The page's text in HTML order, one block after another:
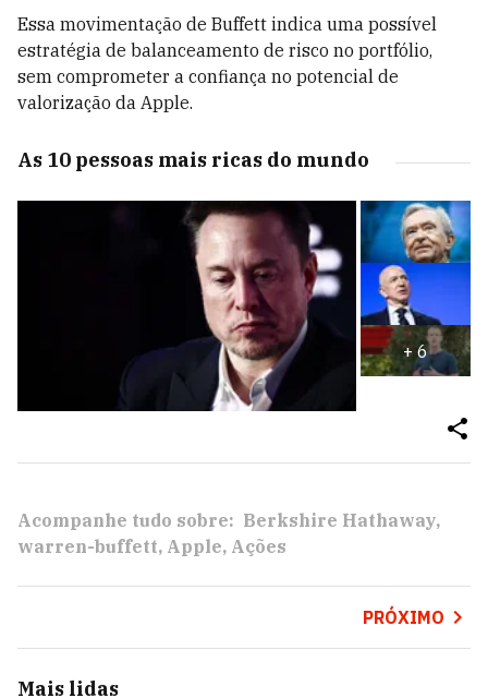
Essa movimentação de Buffett indica uma possível
estratégia de balanceamento de risco no portfólio,
sem comprometer a confiança no potencial de
valorização da Apple.
As 10 pessoas mais ricas do mundo
+ 6
Acompanhe tudo sobre: Berkshire Hathaway
warren-buffett Apple Ações
PRÓXIMO
Mais lidas